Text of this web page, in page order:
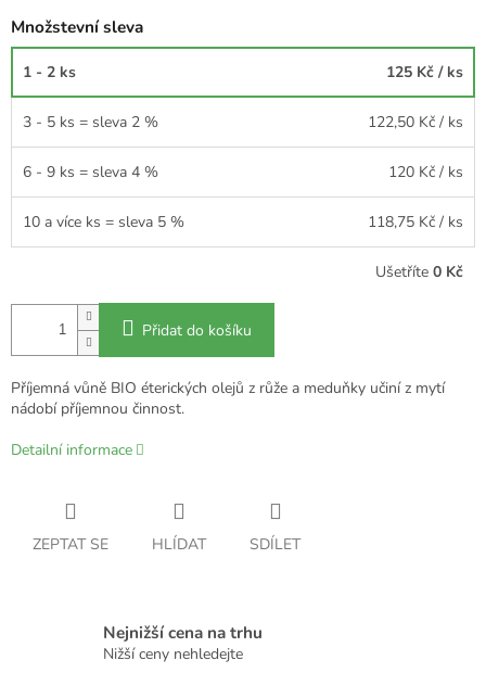
Množstevní sleva
1 - 2 ks 125 Kč / ks
3 - 5 ks = sleva 2 % 122,50 Kč / ks
6 - 9 ks = sleva 4 % 120 Kč / ks
10 a více ks = sleva 5 % 118,75 Kč / ks
Ušetříte 0 Kč
Přidat do košíku
Příjemná vůně BIO éterických olejů z růže a meduňky učiní z mytí
nádobí příjemnou činnost.
Detailní informace
ZEPTAT SE HLÍDAT SDÍLET
Nejnižší cena na trhu
Nižší ceny nehledejte